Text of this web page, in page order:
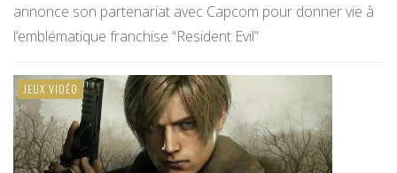
annonce son partenariat avec Capcom pour donner vie à
l’emblématique franchise “Resident Evil”
JEUX VIDÉO